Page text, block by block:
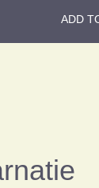
ADD